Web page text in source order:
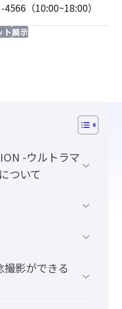
（10:00~18:00）
ト展示
-ウルトラマ
ついて
撮影ができる